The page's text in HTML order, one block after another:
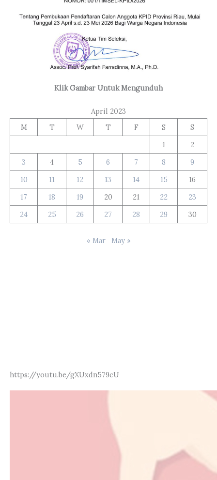
Klik Gambar Untuk Mengunduh
April 2023
M
T W T F S
S
1
2
3
4 5 6 7 8
9
10
11 12 13 14 15
16
17
18 19 20 21 22
23
24
25 26 27 28 29 30
« Mar May »
https://youtu.be/gXUxdn579cU